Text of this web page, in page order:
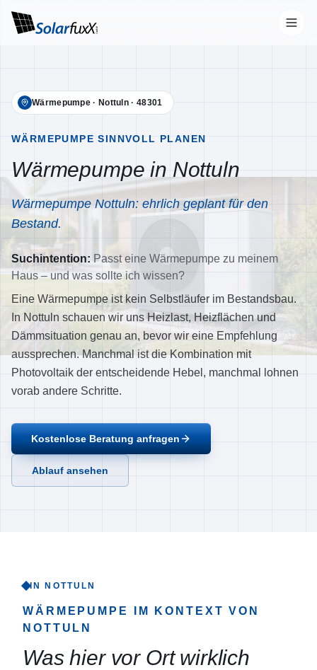
Leistungen
Übersicht
Photovoltaik
Stromspeicher
Wärmepumpen
Klimaanlagen
Unternehmen
Referenzen
Über uns
Empfehlungen
Wärmepumpe · Nottuln · 48301
WÄRMEPUMPE SINNVOLL PLANEN
Wärmepumpe in Nottuln
Wärmepumpe Nottuln: ehrlich geplant für den
Bestand.
Suchintention: Passt eine Wärmepumpe zu meinem
Haus – und was sollte ich wissen?
Eine Wärmepumpe ist kein Selbstläufer im Bestandsbau.
In Nottuln schauen wir uns Heizlast, Heizflächen und
Dämmsituation genau an, bevor wir eine Empfehlung
aussprechen. Manchmal ist die Kombination mit
Photovoltaik der entscheidende Hebel, manchmal lohnen
vorab andere Schritte.
Kostenlose Beratung anfragen
Ablauf ansehen
IN NOTTULN
WÄRMEPUMPE
IM KONTEXT VON
NOTTULN
Was hier vor Ort wirklich